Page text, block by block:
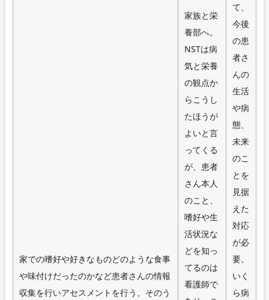
家での嗜好や好きなものどのような食事
や味付けだったのかなど患者さんの情報
収集を行いアセスメントを行う。そのう
家族と栄
養部へ。
NSTは病
気と栄養
の観点か
らこうし
たほうが
よいと言
ってくる
が、患者
さん本人
のこと、
嗜好や生
活状況な
どを知っ
てるのは
看護師で
て、
今後
の患
者さ
んの
生活
や病
態、
未来
のこ
とを
見据
えた
対応
が必
要。
いく
ら病